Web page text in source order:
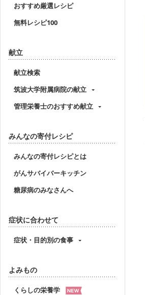
おすすめ厳選レシピ
無料レシピ100
献立
献立検索
筑波大学附属病院の献立
管理栄養士のおすすめ献立
みんなの寄付レシピ
みんなの寄付レシピとは
がんサバイバーキッチン
糖尿病のみなさんへ
症状に合わせて
症状・目的別の食事
よみもの
くらしの栄養学